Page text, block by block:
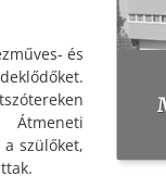
és
Átmeneti
szülőket,